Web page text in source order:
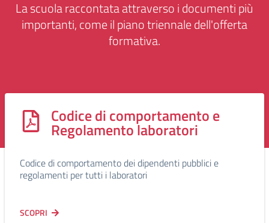
La scuola raccontata attraverso i documenti più
importanti, come il piano triennale dell'offerta
formativa.
Codice di comportamento e
Regolamento laboratori
Codice di comportamento dei dipendenti pubblici e
regolamenti per tutti i laboratori
SCOPRI